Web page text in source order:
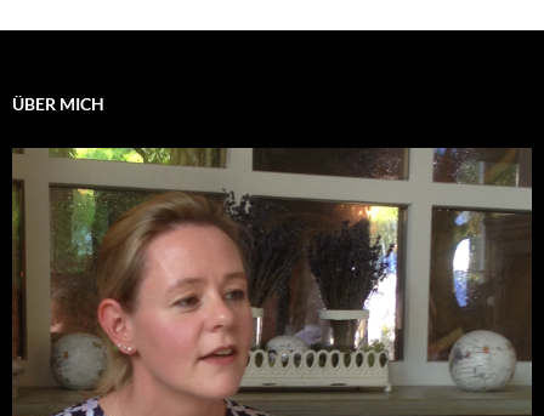
ÜBER MICH